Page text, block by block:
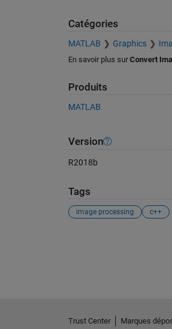
Catégories
MATLAB Graphics
En savoir plus sur Convert
Produits
MATLAB
Version
R2018b
Tags
image processing c++
Trust Center Marques